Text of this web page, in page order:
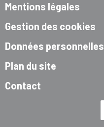
Mentions légales
Gestion des cookies
Données personnelles
Plan du site
Contact